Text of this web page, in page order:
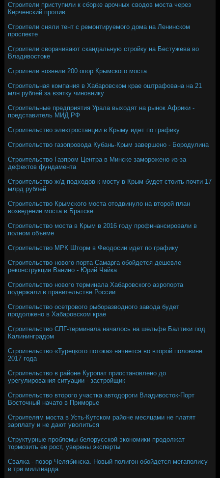
Строители приступили к сборке арочных сводов моста через
Керченский пролив
Строители сняли тент с ремонтируемого дома на Ленинском
проспекте
Строители сворачивают скандальную стройку на Бестужева во
Владивостоке
Строители возвели 200 опор Крымского моста
Строительная компания в Хабаровском крае оштрафована на 21
млн рублей за взятку чиновнику
Строительные предприятия Урала выходят на рынок Африки -
представитель МИД РФ
Строительство электростанции в Крыму идет по графику
Строительство газопровода Кубань-Крым завершено - Бородулина
Строительство Газпром Центра в Минске заморожено из-за
дефектов фундамента
Строительство ж/д подходов к мосту в Крым будет стоить почти 17
млрд рублей
Строительство Крымского моста отодвинуло на второй план
возведение моста в Братске
Строительство моста в Крым в 2016 году профинансировали в
полном объеме
Строительство МРК Шторм в Феодосии идет по графику
Строительство нового порта Самарга обойдется дешевле
реконструкции Ванино - Юрий Чайка
Строительство нового терминала Хабаровского аэропорта
подержали в правительстве России
Строительство осетрового рыборазводного завода будет
продолжено в Хабаровском крае
Строительство СПГ-терминала началось на шельфе Балтики под
Калининградом
Строительство «Турецкого потока» начнется во второй половине
2017 года
Строительство в районе Куропат приостановлено до
урегулирования ситуации - застройщик
Строительство второго участка автодороги Владивосток-Порт
Восточный начато в Приморье
Строителям моста в Усть-Кутском районе месяцами не платят
зарплату и не дают уволиться
Структурные проблемы белорусской экономики продолжат
тормозить ее рост, уверены эксперты
Свалка - позор Челябинска. Новый полигон обойдется мегаполису
в три миллиарда